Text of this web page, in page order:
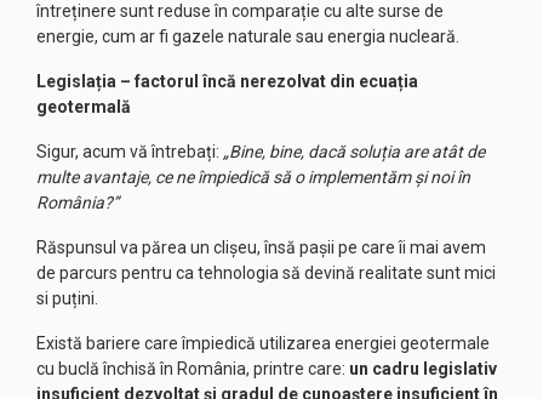
întreținere sunt reduse în comparație cu alte surse de
energie, cum ar fi gazele naturale sau energia nucleară.
Legislația – factorul încă nerezolvat din ecuația
geotermală
Sigur, acum vă întrebați: „Bine, bine, dacă soluția are atât de
multe avantaje, ce ne împiedică să o implementăm și noi în
România?”
Răspunsul va părea un clișeu, însă pașii pe care îi mai avem
de parcurs pentru ca tehnologia să devină realitate sunt mici
si puțini.
Există bariere care împiedică utilizarea energiei geotermale
cu buclă închisă în România, printre care: un cadru legislativ
insuficient dezvoltat și gradul de cunoaștere insuficient în